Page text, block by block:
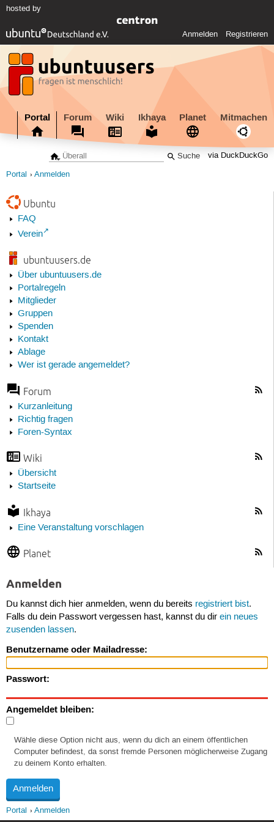
hosted by
Anmelden Registrieren
Portal Forum Wiki Ikhaya Planet Mitmachen
via DuckDuckGo
Portal Anmelden
Ubuntu
FAQ
Verein
ubuntuusers.de
Über ubuntuusers.de
Portalregeln
Mitglieder
Gruppen
Spenden
Kontakt
Ablage
Wer ist gerade angemeldet?
Forum
Kurzanleitung
Richtig fragen
Foren-Syntax
Wiki
Übersicht
Startseite
Ikhaya
Eine Veranstaltung vorschlagen
Planet
Anmelden
Du kannst dich hier anmelden, wenn du bereits registriert bist.
Falls du dein Passwort vergessen hast, kannst du dir ein neues
zusenden lassen.
Benutzername oder Mailadresse:
Passwort:
Angemeldet bleiben:
Wähle diese Option nicht aus, wenn du dich an einem öffentlichen
Computer befindest, da sonst fremde Personen möglicherweise Zugang
zu deinem Konto erhalten.
Portal Anmelden